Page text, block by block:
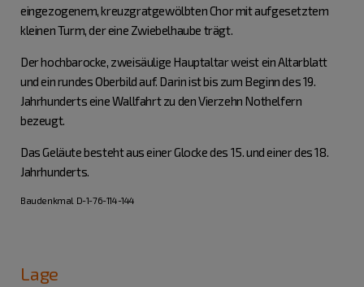
eingezogenem, kreuzgratgewölbten Chor mit aufgesetztem
kleinen Turm, der eine Zwiebelhaube trägt.
Der hochbarocke, zweisäulige Hauptaltar weist ein Altarblatt
und ein rundes Oberbild auf. Darin ist bis zum Beginn des 19.
Jahrhunderts eine Wallfahrt zu den Vierzehn Nothelfern
bezeugt.
Das Geläute besteht aus einer Glocke des 15. und einer des 18.
Jahrhunderts.
Baudenkmal D-1-76-114-144
Lage